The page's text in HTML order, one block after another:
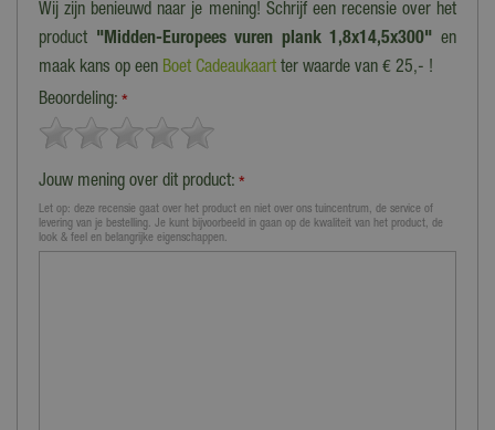
Wij zijn benieuwd naar je mening! Schrijf een recensie over het
product "Midden-Europees vuren plank 1,8x14,5x300" en
maak kans op een Boet Cadeaukaart ter waarde van € 25,- !
Beoordeling: *
Jouw mening over dit product: *
Let op: deze recensie gaat over het product en niet over ons tuincentrum, de service of
levering van je bestelling. Je kunt bijvoorbeeld in gaan op de kwaliteit van het product, de
look & feel en belangrijke eigenschappen.